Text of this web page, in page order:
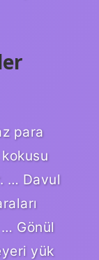
para
… Davul
Gönül
yük